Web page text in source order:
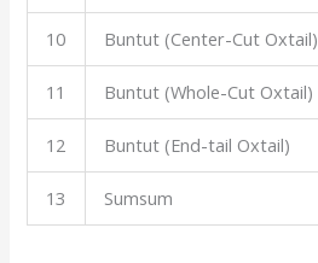
10 Buntut (Center-Cut Oxtail)
11 Buntut (Whole-Cut Oxtail)
12 Buntut (End-tail Oxtail)
13 Sumsum